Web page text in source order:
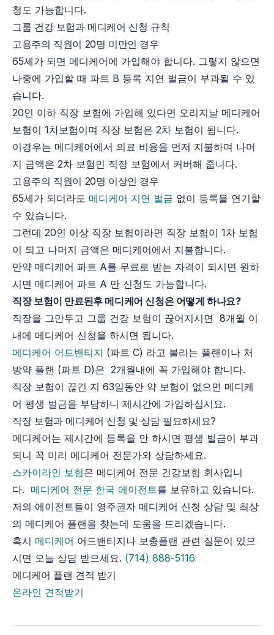
청도 가능합니다.
그룹 건강 보험과 메디케어 신청 규칙
고용주의 직원이 20명 미만인 경우
65세가 되면 메디케어에 가입해야 합니다. 그렇지 않으면
나중에 가입할 때 파트 B 등록 지연 벌금이 부과될 수 있
습니다.
20인 이하 직장 보험에 가입해 있다면 오리지날 메디케어
보험이 1차보험이며 직장 보험은 2차 보험이 됩니다.
이경우는 메디케어에서 의료 비용을 먼저 지불하며 나머
지 금액은 2차 보험인 직장 보험에서 커버해 줍니다.
고용주의 직원이 20명 이상인 경우
65세가 되더라도 메디케어 지연 벌금 없이 등록을 연기할
수 있습니다.
그런데 20인 이상 직장 보험이라면 직장 보험이 1차 보험
이 되고 나머지 금액은 메디케어에서 지불합니다.
만약 메디케어 파트 A를 무료로 받는 자격이 되시면 원하
시면 메디케어 파트 A 만 신청도 가능합니다.
직장 보험이 만료된후 메디케어 신청은 어떻게 하나요?
직장을 그만두고 그룹 건강 보험이 끊어지시면 8개월 이
내에 메디케어 신청을 하시면 됩니다.
메디케어 어드밴티지 (파트 C) 라고 불리는 플랜이나 처
방약 플랜 (파트 D)은 2개월내에 꼭 가입해야 합니다.
직장 보험이 끊긴 지 63일동안 약 보험이 없으면 메디케
어 평생 벌금을 부담하니 제시간에 가입하십시요.
직장 보험과 메디케어 신청 및 상담 필요하세요?
메디케어는 제시간에 등록을 안 하시면 평생 벌금이 부과
되니 꼭 미리 메디케어 전문가와 상담하세요.
스카이라인 보험은 메디케어 전문 건강보험 회사입니
다. 메디케어 전문 한국 에이전트를 보유하고 있습니다.
저의 에이전트들이 영주권자 메디케어 신청 상담 및 최상
의 메디케어 플랜을 찾는데 도움을 드리겠습니다.
혹시 메디케어 어드밴티지나 보충플랜 관련 질문이 있으
시면 오늘 상담 받으세요. (714) 888-5116
메디케어 플랜 견적 받기
온라인 견적받기